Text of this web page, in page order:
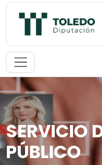
SERVICIO
PÚBLICO